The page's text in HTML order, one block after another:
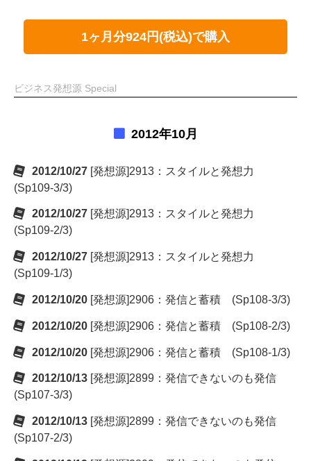
1ヶ月分924円(税込)で購入
ビジネス発想源 Special
2012年10月
2012/10/27 [発想源]2913：スタイルと発想力
(Sp109-3/3)
2012/10/27 [発想源]2913：スタイルと発想力
(Sp109-2/3)
2012/10/27 [発想源]2913：スタイルと発想力
(Sp109-1/3)
2012/10/20 [発想源]2906：発信と蓄積 (Sp108-3/3)
2012/10/20 [発想源]2906：発信と蓄積 (Sp108-2/3)
2012/10/20 [発想源]2906：発信と蓄積 (Sp108-1/3)
2012/10/13 [発想源]2899：発信できないのも発信
(Sp107-3/3)
2012/10/13 [発想源]2899：発信できないのも発信
(Sp107-2/3)